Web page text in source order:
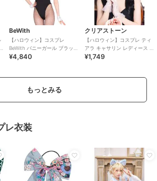
BeWith
【ハロウィン】コスプレ
BeWith バニーガール ブラック
かわいい
¥4,840
クリアストーン
【ハロウィン】コスプレ ティ
アラ キャサリン レディース シ
ルバー
¥1,749
もっとみる
レ衣装